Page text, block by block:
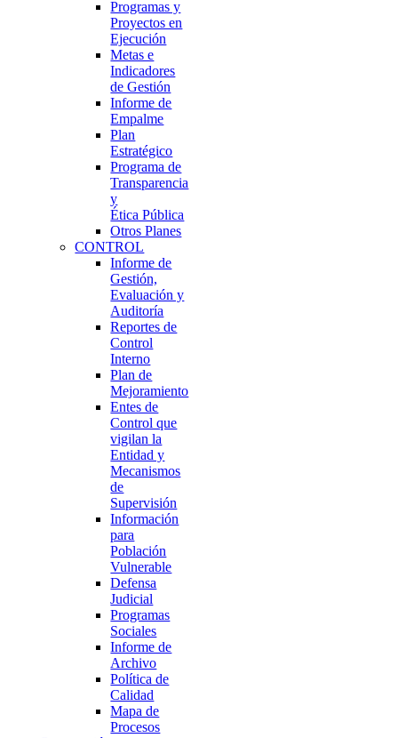
Programas y
Proyectos en
Ejecución
Metas e
Indicadores
de Gestión
Informe de
Empalme
Plan
Estratégico
Programa de
Transparencia
y
Ética Pública
Otros Planes
CONTROL
Informe de
Gestión,
Evaluación y
Auditoría
Reportes de
Control
Interno
Plan de
Mejoramiento
Entes de
Control que
vigilan la
Entidad y
Mecanismos
de
Supervisión
Información
para
Población
Vulnerable
Defensa
Judicial
Programas
Sociales
Informe de
Archivo
Política de
Calidad
Mapa de
Procesos